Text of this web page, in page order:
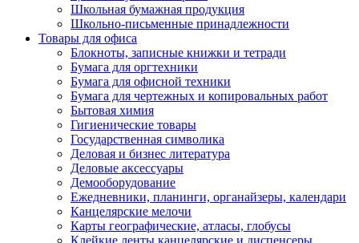
Школьная бумажная продукция
Школьно-письменные принадлежности
Товары для офиса
Блокноты, записные книжки и тетради
Бумага для оргтехники
Бумага для офисной техники
Бумага для чертежных и копировальных работ
Бытовая химия
Гигиенические товары
Государственная символика
Деловая и бизнес литература
Деловые аксессуары
Демооборудование
Ежедневники, планинги, органайзеры, календари
Канцелярские мелочи
Карты географические, атласы, глобусы
Клейкие ленты канцелярские и диспенсеры